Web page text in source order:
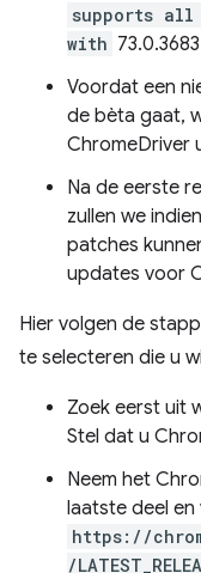
supports all
with
Voordat een
de bèta gaat,
ChromeDriver
Na de eerste
zullen we
patches
updates voor
Hier volgen de
te selecteren die u
Zoek eerst uit
Stel dat u
Neem het
laatste deel en
https://
/